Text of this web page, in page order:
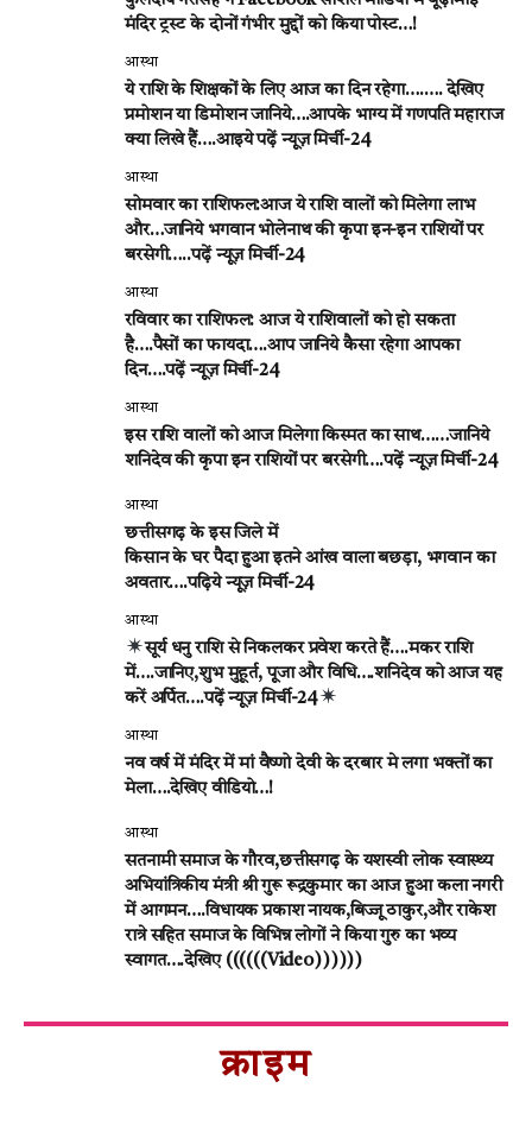
मंदिर ट्रस्ट के दोनों गंभीर मुद्दों को किया पोस्ट…!
आस्था
ये राशि के शिक्षकों के लिए आज का दिन रहेगा….…. देखिए
प्रमोशन या डिमोशन जानिये….आपके भाग्य में गणपति महाराज
क्या लिखे हैं….आइये पढ़ें न्यूज़ मिर्ची-24
आस्था
सोमवार का राशिफल:आज ये राशि वालों को मिलेगा लाभ
और…जानिये भगवान भोलेनाथ की कृपा इन-इन राशियों पर
बरसेगी…..पढ़ें न्यूज़ मिर्ची-24
आस्था
रविवार का राशिफल: आज ये राशिवालों को हो सकता
है….पैसों का फायदा….आप जानिये कैसा रहेगा आपका
दिन….पढ़ें न्यूज़ मिर्ची-24
आस्था
इस राशि वालों को आज मिलेगा किस्मत का साथ……जानिये
शनिदेव की कृपा इन राशियों पर बरसेगी….पढ़ें न्यूज़ मिर्ची-24
आस्था
छत्तीसगढ़ के इस जिले में
किसान के घर पैदा हुआ इतने आंख वाला बछड़ा, भगवान का
अवतार….पढ़िये न्यूज़ मिर्ची-24
आस्था
सूर्य धनु राशि से निकलकर प्रवेश करते हैं….मकर राशि
में….जानिए,शुभ मुहूर्त, पूजा और विधि….शनिदेव को आज यह
करें अर्पित….पढ़ें न्यूज़ मिर्ची-24
आस्था
नव वर्ष में मंदिर में मां वैष्णो देवी के दरबार मे लगा भक्तों का
मेला….देखिए वीडियो…!
आस्था
सतनामी समाज के गौरव,छत्तीसगढ़ के यशस्वी लोक स्वास्थ्य
अभियांत्रिकीय मंत्री श्री गुरू रूद्रकुमार का आज हुआ कला नगरी
में आगमन….विधायक प्रकाश नायक,बिज्जू ठाकुर,और राकेश
रात्रे सहित समाज के विभिन्न लोगों ने किया गुरु का भव्य
स्वागत….देखिए ((((((Video))))))
क्राइम